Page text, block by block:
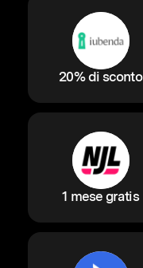
20% di sconto
1 mese gratis